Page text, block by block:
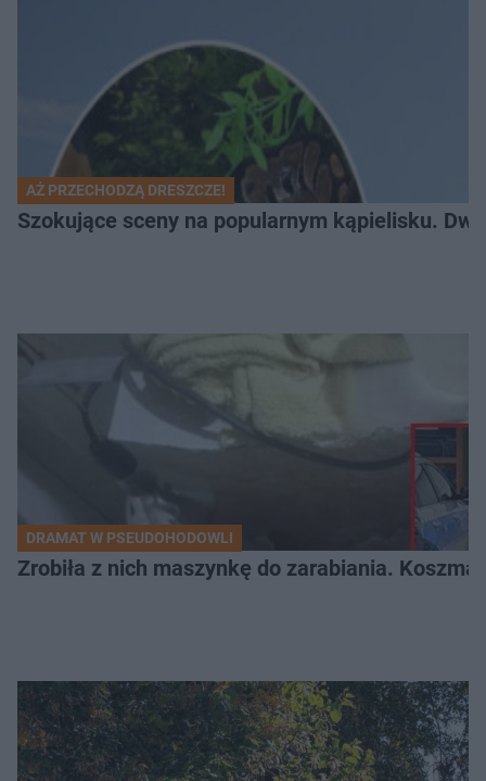
AŻ PRZECHODZĄ DRESZCZE!
Szokujące sceny na popularnym kąpielisku.
DRAMAT W PSEUDOHODOWLI
Zrobiła z nich maszynkę do zarabiania.